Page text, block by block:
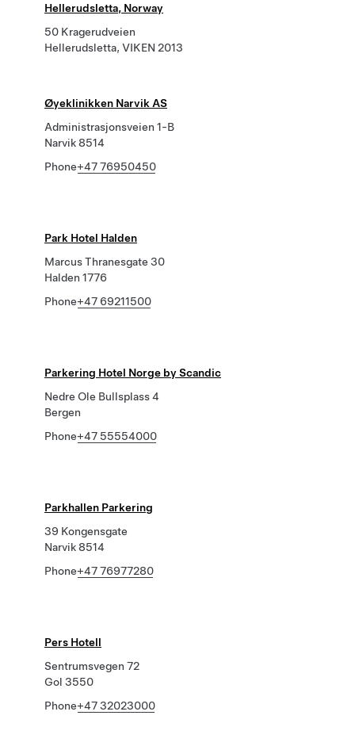
Hellerudsletta, Norway
50 Kragerudveien
Hellerudsletta, VIKEN 2013
Øyeklinikken Narvik AS
Administrasjonsveien 1-B
Narvik 8514
Phone+47 76950450
Park Hotel Halden
Marcus Thranesgate 30
Halden 1776
Phone+47 69211500
Parkering Hotel Norge by Scandic
Nedre Ole Bullsplass 4
Bergen
Phone+47 55554000
Parkhallen Parkering
39 Kongensgate
Narvik 8514
Phone+47 76977280
Pers Hotell
Sentrumsvegen 72
Gol 3550
Phone+47 32023000